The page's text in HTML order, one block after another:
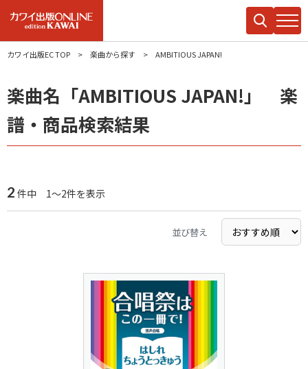
カワイ出版EC TOP 楽曲から探す AMBITIOUS JAPAN!
楽曲名「AMBITIOUS JAPAN!」 楽
譜・商品検索結果
2 件中 1～2件を表示
並び替え